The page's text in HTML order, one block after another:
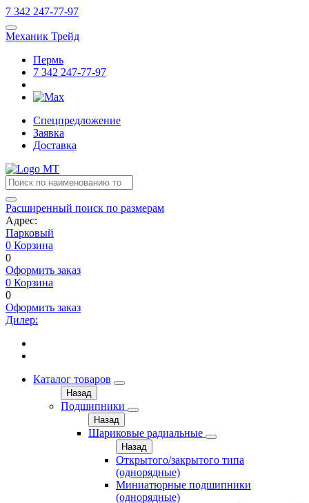
7 342 247-77-97
Механик Трейд
Пермь
7 342 247-77-97
Спецпредложение
Заявка
Доставка
Расширенный поиск по размерам
Адрес:
Парковый
0 Корзина
0
Оформить заказ
0 Корзина
0
Оформить заказ
Дилер:
Каталог товаров
Назад
Подшипники
Назад
Шариковые радиальные
Назад
Открытого/закрытого типа
(однорядные)
Миниатюрные подшипники
(однорядные)